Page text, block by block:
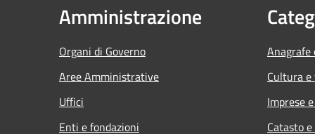
Amministrazione
Organi di Governo
Aree Amministrative
Uffici
Enti e fondazioni
Cultura
Imprese
Catasto